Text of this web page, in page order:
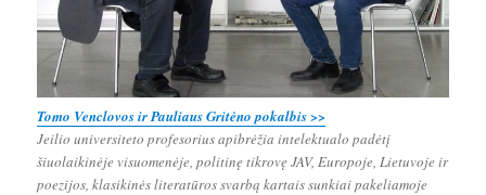
Tomo Venclovos ir Pauliaus Gritėno pokalbis >>
Jeilio universiteto profesorius apibrėžia intelektualo padėtį
šiuolaikinėje visuomenėje, politinę tikrovę JAV, Europoje, Lietuvoje ir
poezijos, klasikinės literatūros svarbą kartais sunkiai pakeliamoje